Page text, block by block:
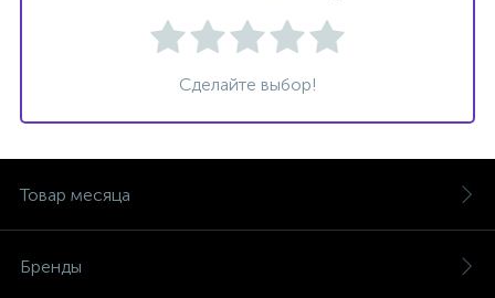
Сделайте выбор!
Товар месяца
Бренды